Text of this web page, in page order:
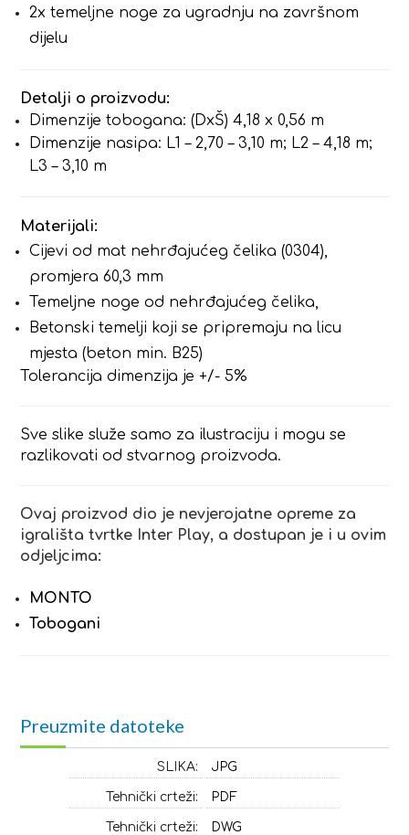
2x temeljne noge za ugradnju na završnom
dijelu
Detalji o proizvodu:
Dimenzije tobogana: (DxŠ) 4,18 x 0,56 m
Dimenzije nasipa: L1 – 2,70 – 3,10 m; L2 – 4,18 m;
L3 – 3,10 m
Materijali:
Cijevi od mat nehrđajućeg čelika (0304),
promjera 60,3 mm
Temeljne noge od nehrđajućeg čelika,
Betonski temelji koji se pripremaju na licu
mjesta (beton min. B25)
Tolerancija dimenzija je +/- 5%
Sve slike služe samo za ilustraciju i mogu se
razlikovati od stvarnog proizvoda.
Ovaj proizvod dio je nevjerojatne opreme za
igrališta tvrtke Inter Play, a dostupan je i u ovim
odjeljcima:
MONTO
Tobogani
Preuzmite datoteke
SLIKA: JPG
Tehnički crteži: PDF
Tehnički crteži: DWG